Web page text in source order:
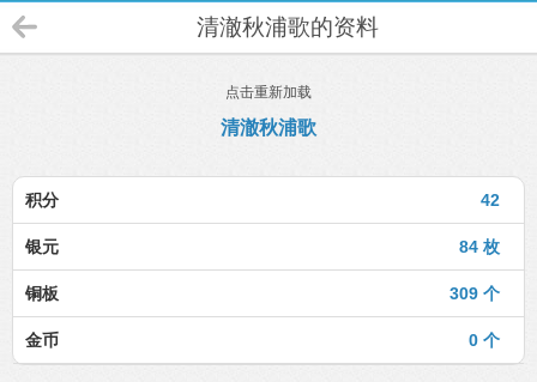
清澈秋浦歌的资料
点击重新加载
清澈秋浦歌
42
积分
84 枚
银元
309 个
铜板
0 个
金币